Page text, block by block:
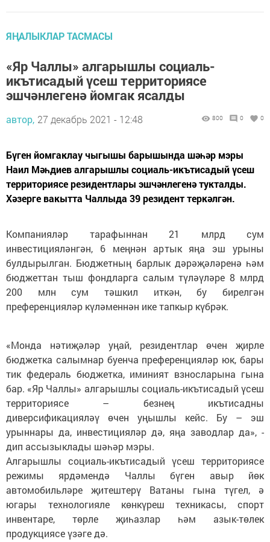
ЯҢАЛЫКЛАР ТАСМАСЫ
«Яр Чаллы» алгарышлы социаль-
икътисадый үсеш территориясе
эшчәнлегенә йомгак ясалды
автор, 27 декабрь 2021 - 12:48 800 0 0
Бүген йомгаклау чыгышы барышында шәһәр мэры
Наил Мәһдиев алгарышлы социаль-икътисадый үсеш
территориясе резидентлары эшчәнлегенә тукталды.
Хәзерге вакытта Чаллыда 39 резидент теркәлгән.
Компанияләр тарафыннан 21 млрд сум
инвестицияләнгән, 6 меңнән артык яңа эш урыны
булдырылган. Бюджетның барлык дәрәҗәләренә һәм
бюджеттан тыш фондларга салым түләүләре 8 млрд
200 млн сум тәшкил иткән, бу бирелгән
преференцияләр күләменнән ике тапкыр күбрәк.
«Монда нәтиҗәләр уңай, резидентлар өчен җирле
бюджетка салымнар буенча преференцияләр юк, бары
тик федераль бюджетка, иминият взносларына гына
бар. «Яр Чаллы» алгарышлы социаль-икътисадый үсеш
территориясе – безнең икътисадны
диверсификацияләү өчен уңышлы кейс. Бу – эш
урыннары да, инвестицияләр дә, яңа заводлар да», -
дип ассызыклады шәһәр мэры.
Алгарышлы социаль-икътисадый үсеш территориясе
режимы ярдәмендә Чаллы бүген авыр йөк
автомобильләре җитештерү Ватаны гына түгел, ә
югары технологияле көнкүреш техникасы, спорт
инвентаре, төрле җиһазлар һәм азык-төлек
продукциясе үзәге дә.